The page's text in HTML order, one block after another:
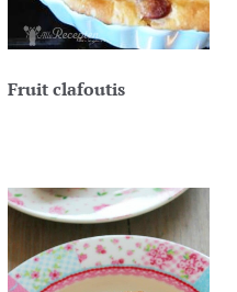
Fruit clafoutis